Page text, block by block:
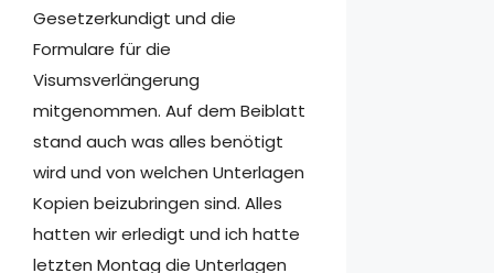
Gesetzerkundigt und die
Formulare für die
Visumsverlängerung
mitgenommen. Auf dem Beiblatt
stand auch was alles benötigt
wird und von welchen Unterlagen
Kopien beizubringen sind. Alles
hatten wir erledigt und ich hatte
letzten Montag die Unterlagen